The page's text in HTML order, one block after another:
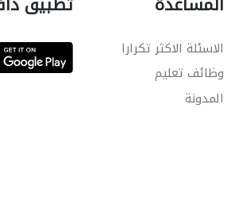
الاسئلة الاكثر تكرارا
وظائف تعليم
المدونة